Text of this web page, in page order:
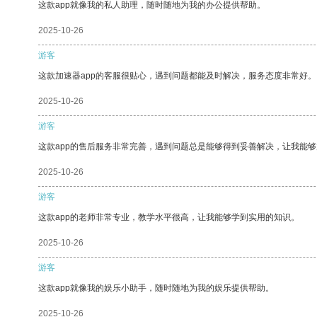
这款app就像我的私人助理，随时随地为我的办公提供帮助。
2025-10-26
游客
这款加速器app的客服很贴心，遇到问题都能及时解决，服务态度非常好。
2025-10-26
游客
这款app的售后服务非常完善，遇到问题总是能够得到妥善解决，让我能够
2025-10-26
游客
这款app的老师非常专业，教学水平很高，让我能够学到实用的知识。
2025-10-26
游客
这款app就像我的娱乐小助手，随时随地为我的娱乐提供帮助。
2025-10-26